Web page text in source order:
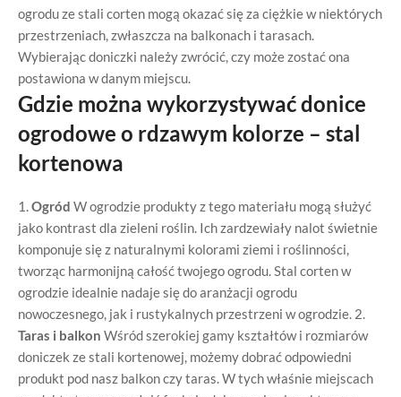
ogrodu ze stali corten mogą okazać się za ciężkie w niektórych
przestrzeniach, zwłaszcza na balkonach i tarasach.
Wybierając doniczki należy zwrócić, czy może zostać ona
postawiona w danym miejscu.
Gdzie można wykorzystywać donice
ogrodowe o rdzawym kolorze – stal
kortenowa
1. Ogród W ogrodzie produkty z tego materiału mogą służyć
jako kontrast dla zieleni roślin. Ich zardzewiały nalot świetnie
komponuje się z naturalnymi kolorami ziemi i roślinności,
tworząc harmonijną całość twojego ogrodu. Stal corten w
ogrodzie idealnie nadaje się do aranżacji ogrodu
nowoczesnego, jak i rustykalnych przestrzeni w ogrodzie. 2.
Taras i balkon Wśród szerokiej gamy kształtów i rozmiarów
doniczek ze stali kortenowej, możemy dobrać odpowiedni
produkt pod nasz balkon czy taras. W tych właśnie miejscach